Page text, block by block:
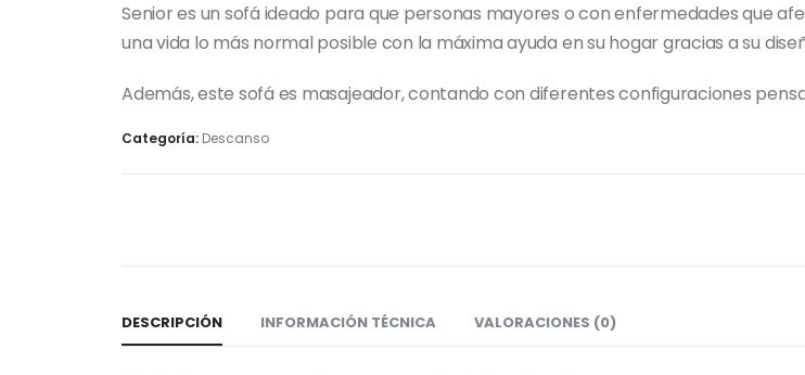
Senior es un sofá ideado para que personas mayores o con enfermedades que
una vida lo más normal posible con la máxima ayuda en su hogar gracias a su
Además, este sofá es masajeador, contando con diferentes configuraciones
Categoría: Descanso
DESCRIPCIÓN INFORMACIÓN TÉCNICA VALORACIONES (0)